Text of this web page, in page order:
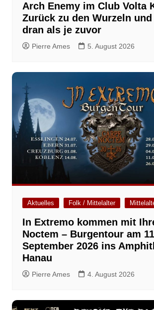
Arch Enemy im Club Volta
Zurück zu den Wurzeln
dran als je zuvor
Pierre Ames 5. August 2026
Aktuelles Folk / Mittelalter
In Extremo kommen mit
Noctem – Burgentour am
September 2026 ins
Hanau
Pierre Ames 4. August 2026